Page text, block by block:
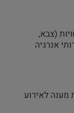
(צבא,
אנרגיה
מענה לאירוע